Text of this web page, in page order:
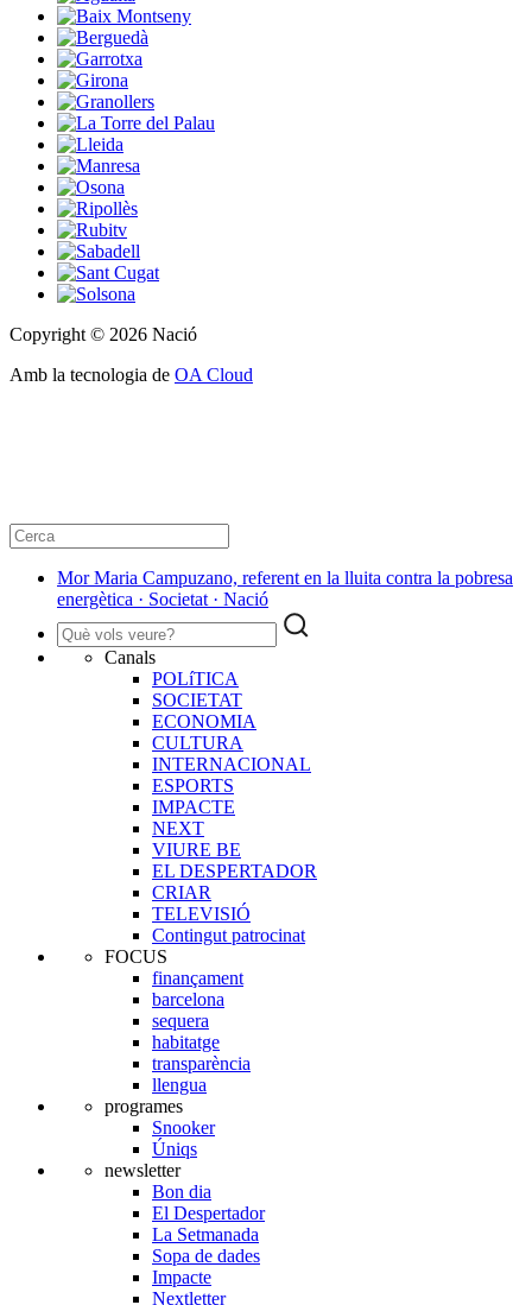
Copyright © 2026 Nació
Amb la tecnologia de OA Cloud
Mor Maria Campuzano, referent en la lluita contra la pobresa
energètica · Societat · Nació
Canals
POLíTICA
SOCIETAT
ECONOMIA
CULTURA
INTERNACIONAL
ESPORTS
IMPACTE
NEXT
VIURE BE
EL DESPERTADOR
CRIAR
TELEVISIÓ
Contingut patrocinat
FOCUS
finançament
barcelona
sequera
habitatge
transparència
llengua
programes
Snooker
Úniqs
newsletter
Bon dia
El Despertador
La Setmanada
Sopa de dades
Impacte
Nextletter